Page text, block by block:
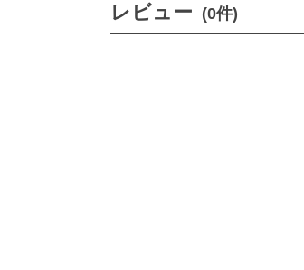
レビュー (0件)